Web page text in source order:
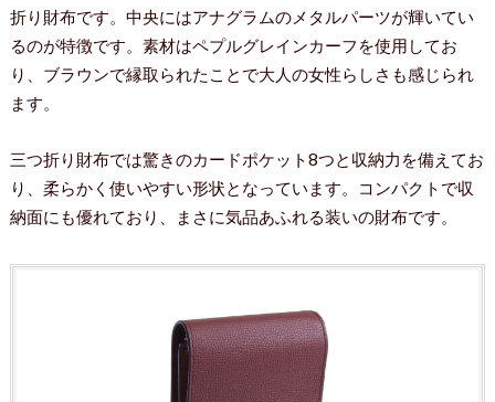
折り財布です。中央にはアナグラムのメタルパーツが輝いてい
るのが特徴です。素材はペプルグレインカーフを使用してお
り、ブラウンで縁取られたことで大人の女性らしさも感じられ
ます。
三つ折り財布では驚きのカードポケット8つと収納力を備えてお
り、柔らかく使いやすい形状となっています。コンパクトで収
納面にも優れており、まさに気品あふれる装いの財布です。